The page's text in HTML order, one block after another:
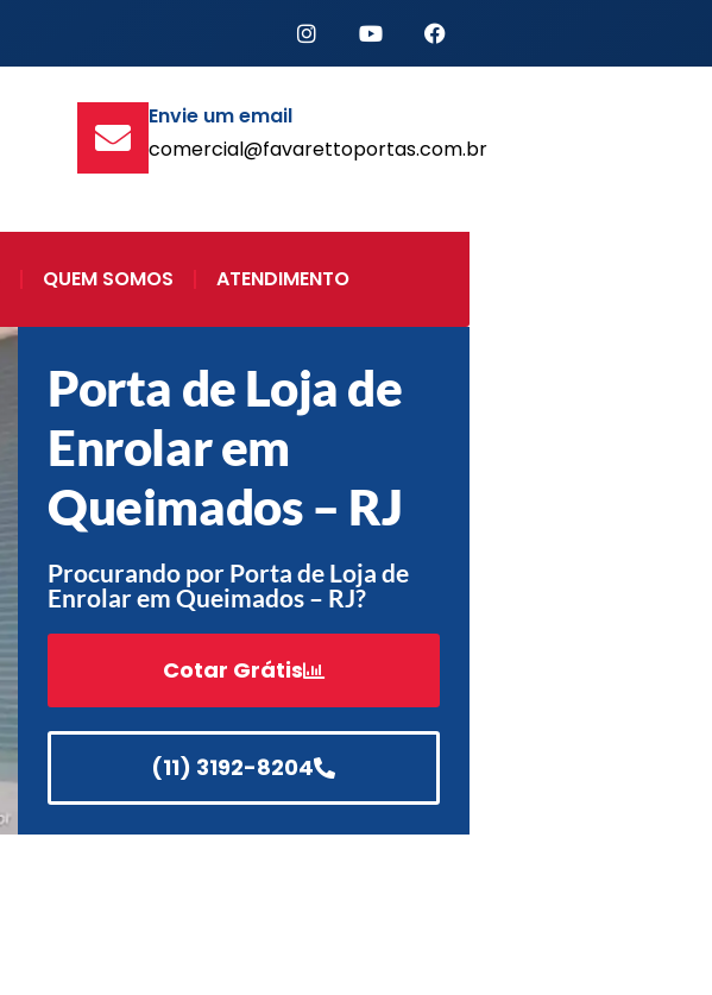
Envie um email
comercial@favarettoportas.com.br
QUEM SOMOS ATENDIMENTO
Porta de Loja de
Enrolar em
Queimados – RJ
Procurando por Porta de Loja de
Enrolar em Queimados – RJ?
Cotar Grátis
(11) 3192-8204